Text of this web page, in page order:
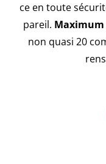
ce en toute
pareil. Maximum
non quasi 20